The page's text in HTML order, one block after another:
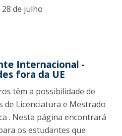
28 de julho
Internacional -
fora da UE
têm a possibilidade de
Licenciatura e Mestrado
. Nesta página encontrará
os estudantes que